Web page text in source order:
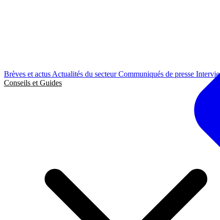
Brèves et actus Actualités du secteurCommuniqués de presse
Conseils et Guides